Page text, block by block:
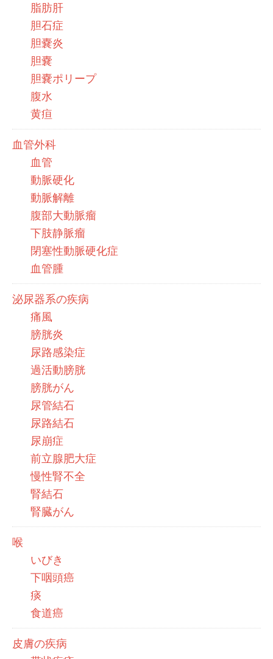
脂肪肝
胆石症
胆嚢炎
胆嚢
胆嚢ポリープ
腹水
黄疸
血管外科
血管
動脈硬化
動脈解離
腹部大動脈瘤
下肢静脈瘤
閉塞性動脈硬化症
血管腫
泌尿器系の疾病
痛風
膀胱炎
尿路感染症
過活動膀胱
膀胱がん
尿管結石
尿路結石
尿崩症
前立腺肥大症
慢性腎不全
腎結石
腎臓がん
喉
いびき
下咽頭癌
痰
食道癌
皮膚の疾病